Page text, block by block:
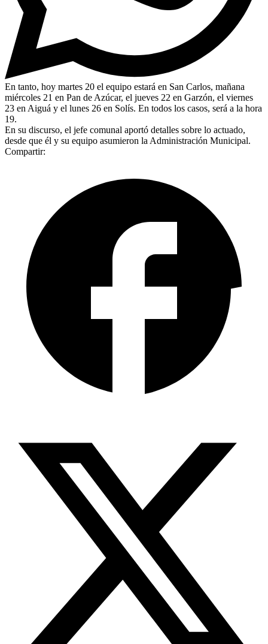
En tanto, hoy martes 20 el equipo estará en San Carlos, mañana
miércoles 21 en Pan de Azúcar, el jueves 22 en Garzón, el viernes
23 en Aiguá y el lunes 26 en Solís. En todos los casos, será a la hora
19.
En su discurso, el jefe comunal aportó detalles sobre lo actuado,
desde que él y su equipo asumieron la Administración Municipal.
Compartir: